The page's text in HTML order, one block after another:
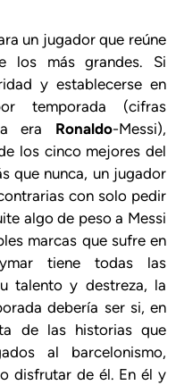
un jugador que reúne
los más grandes. Si
y establecerse en
temporada (cifras
era Ronaldo-Messi),
los cinco mejores del
que nunca, un jugador
con solo pedir
algo de peso a Messi
marcas que sufre en
tiene todas las
talento y destreza, la
debería ser si, en
de las historias que
al barcelonismo,
disfrutar de él. En él y